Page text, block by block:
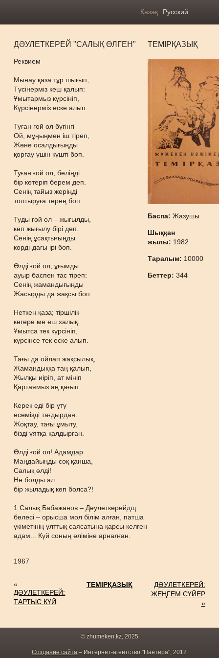
Қазақ Русский
ДӘУЛЕТКЕРЕЙ "САЛЫҚ ӨЛГЕН"
Реквием
Мынау қаза тұр шығып,
Түсінерміз кеш қалып:
Ұмытармыз күрсініп,
Күрсінерміз еске алып.
Туған ғой ол бүгінгі
Ой, мұңыңмен іш тіреп,
Және осалдығыңды
қорғау үшін күшті боп.
Туған ғой ол, беліңді
бір көтеріп берем деп.
Сенің тайыз жеріңді
толтыруға терең боп.
Туды ғой ол – жығылды,
көп жығылу бірі деп.
Сенің ұсақтығыңды
көрді-дағы ірі боп.
Өлді ғой ол, ұғымды
ауыр баспен тас тіреп:
Сенің жамандығыңды
Жасырды да жақсы боп.
Неткен қаза; тіршілік
көгере ме еш халық.
Ұмытса тек күрсініп,
күрсінсе тек еске алып.
Тағы да ойлап жақсылық,
Жамандыққа таң қалып,
Жылқы иіріп, ат мініп
Қартаямыз аң қағып.
Керек еді бір ұту
есемізді тағдырдан.
Жоқтау, тағы ұмыту,
бізді ұятқа қалдырған.
Өлді ғой ол! Адамдар
Маңдайыңды соқ қанша,
Салық өлді!
Не болды ал
бір жыладық көп болса?!
1 Салық Бабажанов – Дәулеткерейдщ
бөлесі – орысша мол білім алған, патша
үкіметінің ұлттық саясатына қарсы келген
адам... Күй соның өліміне арналған.
1967
ТЕМІРҚАЗЫҚ
Баспа:Жазушы
Шыққан
жылы: 1982
Таралым: 10000
Беттер:344
«
ДӘУЛЕТКЕРЕЙ:
ТАРТЫС КҮЙ
ТЕМІРҚАЗЫҚ
ДӘУЛЕТКЕРЕЙ:
ЖЕҢГЕМ СҮЙЕР
»
© zhumeken.kz, 2025
Создание сайта – Интернет-агентство "Пантера", 2012